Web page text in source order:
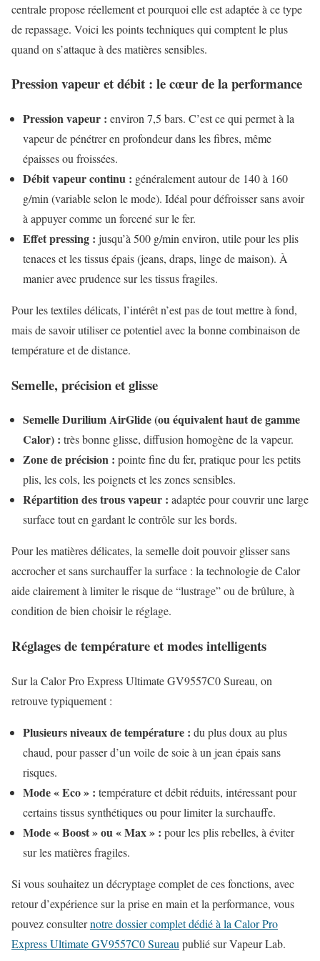
centrale propose réellement et pourquoi elle est adaptée à ce type
de repassage. Voici les points techniques qui comptent le plus
quand on s’attaque à des matières sensibles.
Pression vapeur et débit : le cœur de la performance
Pression vapeur : environ 7,5 bars. C’est ce qui permet à la
vapeur de pénétrer en profondeur dans les fibres, même
épaisses ou froissées.
Débit vapeur continu : généralement autour de 140 à 160
g/min (variable selon le mode). Idéal pour défroisser sans avoir
à appuyer comme un forcené sur le fer.
Effet pressing : jusqu’à 500 g/min environ, utile pour les plis
tenaces et les tissus épais (jeans, draps, linge de maison). À
manier avec prudence sur les tissus fragiles.
Pour les textiles délicats, l’intérêt n’est pas de tout mettre à fond,
mais de savoir utiliser ce potentiel avec la bonne combinaison de
température et de distance.
Semelle, précision et glisse
Semelle Durilium AirGlide (ou équivalent haut de gamme
Calor) : très bonne glisse, diffusion homogène de la vapeur.
Zone de précision : pointe fine du fer, pratique pour les petits
plis, les cols, les poignets et les zones sensibles.
Répartition des trous vapeur : adaptée pour couvrir une large
surface tout en gardant le contrôle sur les bords.
Pour les matières délicates, la semelle doit pouvoir glisser sans
accrocher et sans surchauffer la surface : la technologie de Calor
aide clairement à limiter le risque de “lustrage” ou de brûlure, à
condition de bien choisir le réglage.
Réglages de température et modes intelligents
Sur la Calor Pro Express Ultimate GV9557C0 Sureau, on
retrouve typiquement :
Plusieurs niveaux de température : du plus doux au plus
chaud, pour passer d’un voile de soie à un jean épais sans
risques.
Mode « Eco » : température et débit réduits, intéressant pour
certains tissus synthétiques ou pour limiter la surchauffe.
Mode « Boost » ou « Max » : pour les plis rebelles, à éviter
sur les matières fragiles.
Si vous souhaitez un décryptage complet de ces fonctions, avec
retour d’expérience sur la prise en main et la performance, vous
pouvez consulternotre dossier complet dédié à la Calor Pro
Express Ultimate GV9557C0 Sureau publié sur Vapeur Lab.